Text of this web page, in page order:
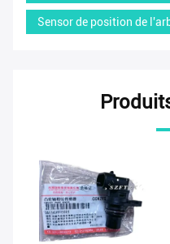
Sensor de position de